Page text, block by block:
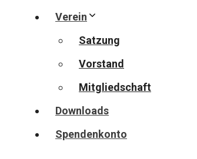
Verein
Satzung
Vorstand
Mitgliedschaft
Downloads
Spendenkonto